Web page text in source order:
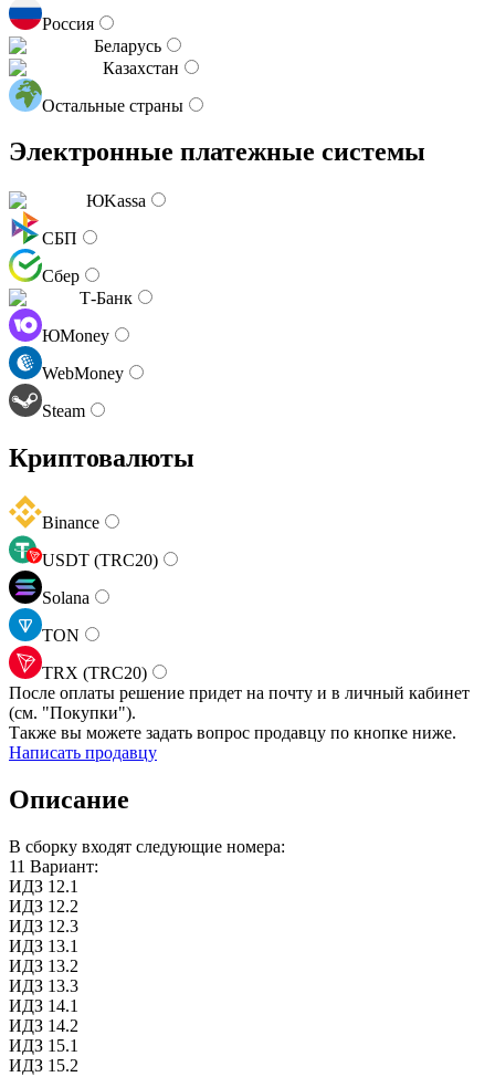
Россия
Беларусь
Казахстан
Остальные страны
Электронные платежные системы
ЮKassa
СБП
Сбер
Т-Банк
ЮMoney
WebMoney
Steam
Криптовалюты
Binance
USDT (TRC20)
Solana
TON
TRX (TRC20)
После оплаты решение придет на почту и в личный кабинет
(см. "Покупки").
Также вы можете задать вопрос продавцу по кнопке ниже.
Написать продавцу
Описание
В сборку входят следующие номера:
11 Вариант:
ИДЗ 12.1
ИДЗ 12.2
ИДЗ 12.3
ИДЗ 13.1
ИДЗ 13.2
ИДЗ 13.3
ИДЗ 14.1
ИДЗ 14.2
ИДЗ 15.1
ИДЗ 15.2